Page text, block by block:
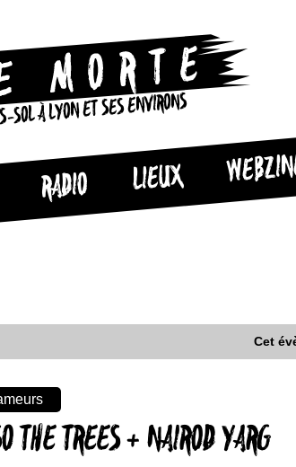
SOL À LYON ET SES ENVIRONS
RADIO LIEUX
Cet
THE TREES + NAIROD YARG